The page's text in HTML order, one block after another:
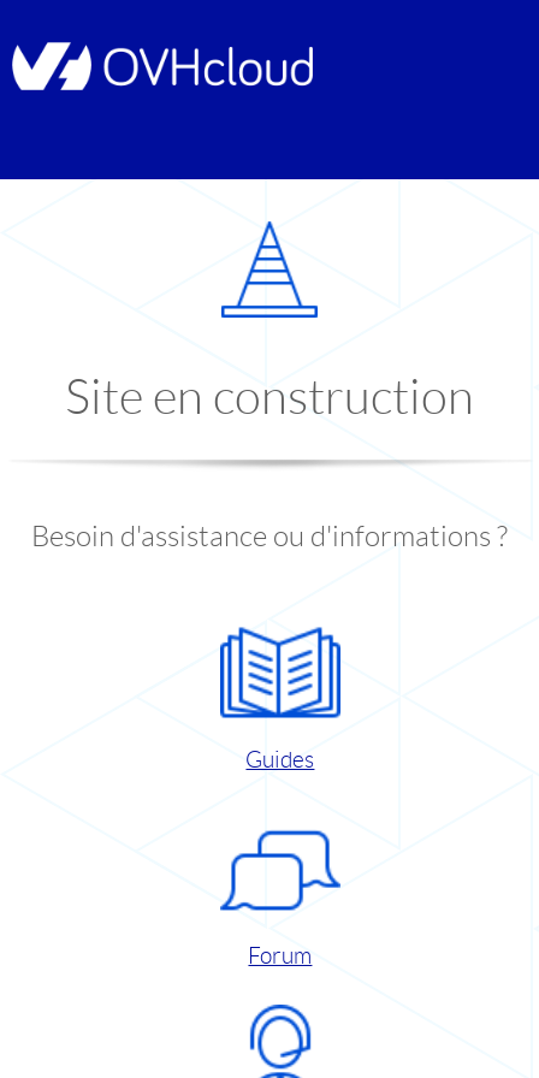
Site en construction
Besoin d'assistance ou d'informations ?
Guides
Forum